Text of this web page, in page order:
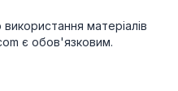
матеріалів
є обов'язковим.